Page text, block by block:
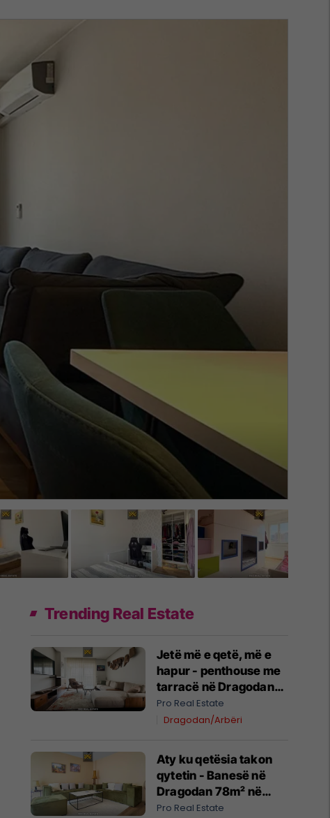
Trending Real Estate
Jetë më e qetë, më e
hapur - penthouse me
tarracë në Dragodan
me qira #15076
Pro Real Estate
Dragodan/Arbëri
Aty ku qetësia takon
qytetin - Banesë në
Dragodan 78m² në
shitje #15090
Pro Real Estate